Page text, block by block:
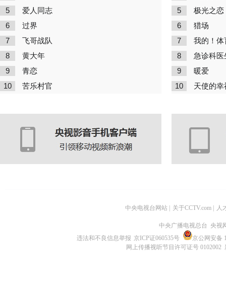
5 爱人同志
6 过界
7 飞哥战队
8 黄大年
9 青恋
10 苦乐村官
5 极光之恋
6 猎场
7 我的！体
8 急诊科医
9 暖爱
10 天使的幸
中央电视台网站 关于CCTV.com 人
中央广播电视总台 央视
违法和不良信息举报 京ICP证060535号
京公网安备
网上传播视听节目许可证号 0102002